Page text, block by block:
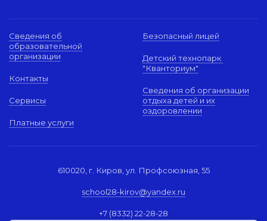
Сведения об
образовательной
организации
Контакты
Сервисы
Платные услуги
Безопасный лицей
Детский технопарк
"Кванториум"
Сведения об организации
отдыха детей и их
оздоровлении
610020, г. Киров, ул. Профсоюзная, 55
school28-kirov@yandex.ru
+7 (8332) 22-28-28